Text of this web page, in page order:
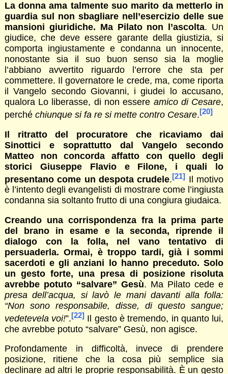
La donna ama talmente suo marito da metterlo in
guardia sul non sbagliare nell’esercizio delle sue
mansioni giuridiche. Ma Pilato non l’ascolta. Un
giudice, che deve essere garante della giustizia, si
comporta ingiustamente e condanna un innocente,
nonostante sia il suo buon senso sia la moglie
l’abbiano avvertito riguardo l’errore che sta per
commettere. Il governatore le crede, ma, come riporta
il Vangelo secondo Giovanni, i giudei lo accusano,
qualora Lo liberasse, di non essere amico di Cesare,
perché chiunque si fa re si mette contro Cesare.[20]
Il ritratto del procuratore che ricaviamo dai
Sinottici e soprattutto dal Vangelo secondo
Matteo non concorda affatto con quello degli
storici Giuseppe Flavio e Filone, i quali lo
presentano come un despota crudele.[21] Il motivo
è l’intento degli evangelisti di mostrare come l’ingiusta
condanna sia soltanto frutto di una congiura giudaica.
Creando una corrispondenza fra la prima parte
del brano in esame e la seconda, riprende il
dialogo con la folla, nel vano tentativo di
persuaderla. Ormai, è troppo tardi, già i sommi
sacerdoti e gli anziani lo hanno preceduto. Solo
un gesto forte, una presa di posizione risoluta
avrebbe potuto “salvare” Gesù. Ma Pilato cede e
presa dell’acqua, si lavò le mani davanti alla folla:
“Non sono responsabile, disse, di questo sangue;
vedetevela voi!”.[22] Il gesto è tremendo, in quanto lui,
che avrebbe potuto “salvare” Gesù, non agisce.
Profondamente in difficoltà, invece di prendere
posizione, ritiene che la cosa più semplice sia
declinare ad altri le proprie responsabilità. È un gesto